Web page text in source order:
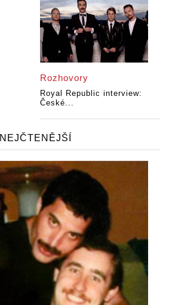
Rozhovory
Royal Republic interview:
České...
NEJČTENĚJŠÍ